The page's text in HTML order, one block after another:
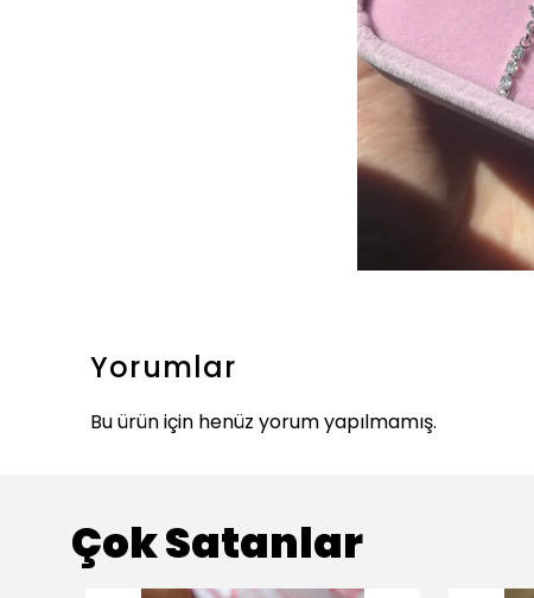
Yorumlar
Bu ürün için henüz yorum yapılmamış.
Çok Satanlar